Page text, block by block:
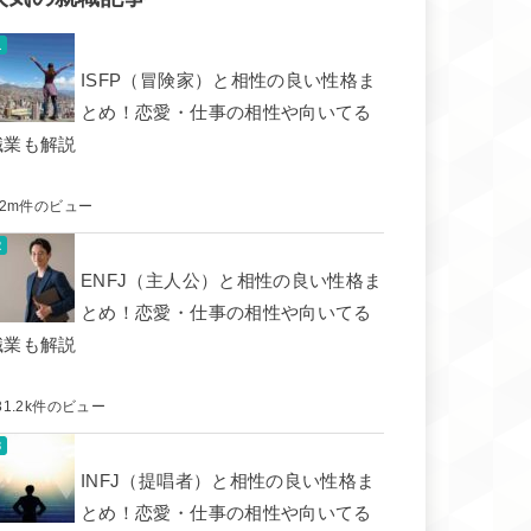
ISFP（冒険家）と相性の良い性格ま
とめ！恋愛・仕事の相性や向いてる
業も解説
件のビュー
ENFJ（主人公）と相性の良い性格ま
とめ！恋愛・仕事の相性や向いてる
業も解説
件のビュー
INFJ（提唱者）と相性の良い性格ま
とめ！恋愛・仕事の相性や向いてる